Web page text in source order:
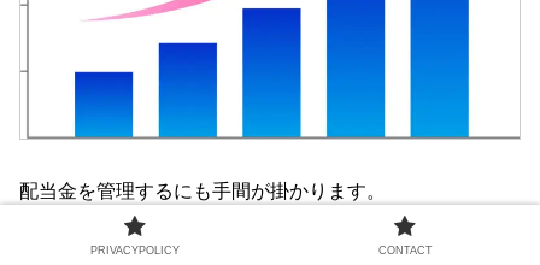
配当金を管理するにも手間が掛かります。
しかし、この管理の手間を可能な限り減らし自分の時間を
PRIVACYPOLICY CONTACT